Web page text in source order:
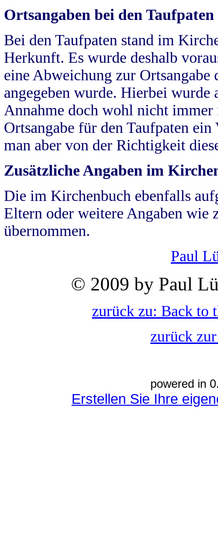
Ortsangaben bei den Taufpaten
Bei den Taufpaten stand im
Herkunft. Es wurde deshalb
eine Abweichung zur
angegeben wurde. Hierbei wurde
Annahme doch wohl nicht
Ortsangabe für den Taufpaten
man aber von der Richtigkeit
Zusätzliche Angaben im
Die im Kirchenbuch ebenfalls
Eltern oder weitere Angaben wie
übernommen.
Paul
© 2009 by Paul
zurück zu: Back to
zurück
powered in
Erstellen Sie Ihre